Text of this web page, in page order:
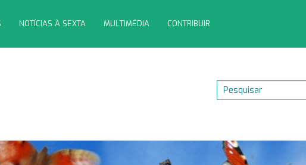
NOTÍCIAS À SEXTA MULTIMÉDIA CONTRIBUIR